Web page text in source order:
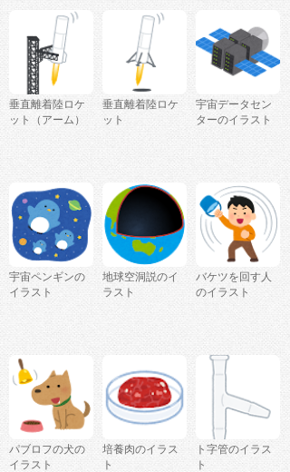
垂直離着陸ロケ
ット（アーム）
垂直離着陸ロケ
ット
宇宙データセン
ターのイラスト
宇宙ペンギンの
イラスト
地球空洞説のイ
ラスト
バケツを回す人
のイラスト
パブロフの犬の
イラスト
培養肉のイラス
ト
ト字管のイラス
ト